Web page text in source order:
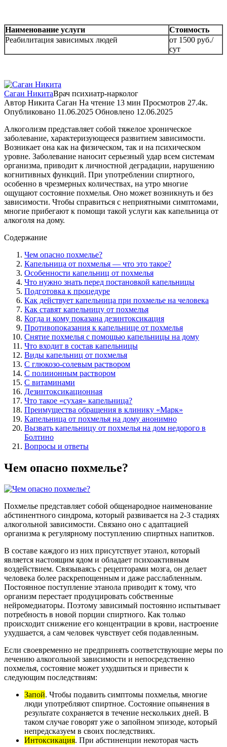
Наименование услуги
Стоимость
Реабилитация зависимых людей
от 1500 руб./
сут
Саган НикитаВрач психиатр-нарколог
Автор Никита Саган На чтение 13 мин Просмотров 27.4к.
Опубликовано 11.06.2025 Обновлено 12.06.2025
Алкоголизм представляет собой тяжелое хроническое
заболевание, характеризующееся развитием зависимости.
Возникает она как на физическом, так и на психическом
уровне. Заболевание наносит серьезный удар всем системам
организма, приводит к личностной деградации, нарушению
когнитивных функций. При употреблении спиртного,
особенно в чрезмерных количествах, на утро многие
ощущают состояние похмелья. Оно может возникнуть и без
зависимости. Чтобы справиться с неприятными симптомами,
многие прибегают к помощи такой услуги как капельница от
алкоголя на дому.
Содержание
Чем опасно похмелье?
Капельница от похмелья — что это такое?
Особенности капельниц от похмелья
Что нужно знать перед постановкой капельницы
Подготовка к процедуре
Как действует капельница при похмелье на человека
Как ставят капельницу от похмелья
Когда и кому показана дезинтоксикация
Противопоказания к капельнице от похмелья
Снятие похмелья с помощью капельницы на дому
Что входит в состав капельницы
Виды капельниц от похмелья
С глюкозо-солевым раствором
С полиионным раствором
С витаминами
Дезинтоксикационная
Что такое «сухая» капельница?
Преимущества обращения в клинику «Марк»
Капельница от похмелья на дому анонимно
Вызвать капельницу от похмелья на дом недорого в
Болтино
Вопросы и ответы
Чем опасно похмелье?
Похмелье представляет собой общенародное наименование
абстинентного синдрома, который развивается на 2-3 стадиях
алкогольной зависимости. Связано оно с адаптацией
организма к регулярному поступлению спиртных напитков.
В составе каждого из них присутствует этанол, который
является настоящим ядом и обладает психоактивным
воздействием. Связываясь с рецепторами мозга, он делает
человека более раскрепощенным и даже расслабленным.
Постоянное поступление этанола приводит к тому, что
организм перестает продуцировать собственные
нейромедиаторы. Поэтому зависимый постоянно испытывает
потребность в новой порции спиртного. Как только
происходит снижение его концентрации в крови, настроение
ухудшается, а сам человек чувствует себя подавленным.
Если своевременно не предпринять соответствующие меры по
лечению алкогольной зависимости и непосредственно
похмелья, состояние может ухудшиться и привести к
следующим последствиям:
Запой. Чтобы подавить симптомы похмелья, многие
люди употребляют спиртное. Состояние опьянения в
результате сохраняется в течение нескольких дней. В
таком случае говорят уже о запойном эпизоде, который
непредсказуем в своих последствиях.
Интоксикация. При абстиненции некоторая часть